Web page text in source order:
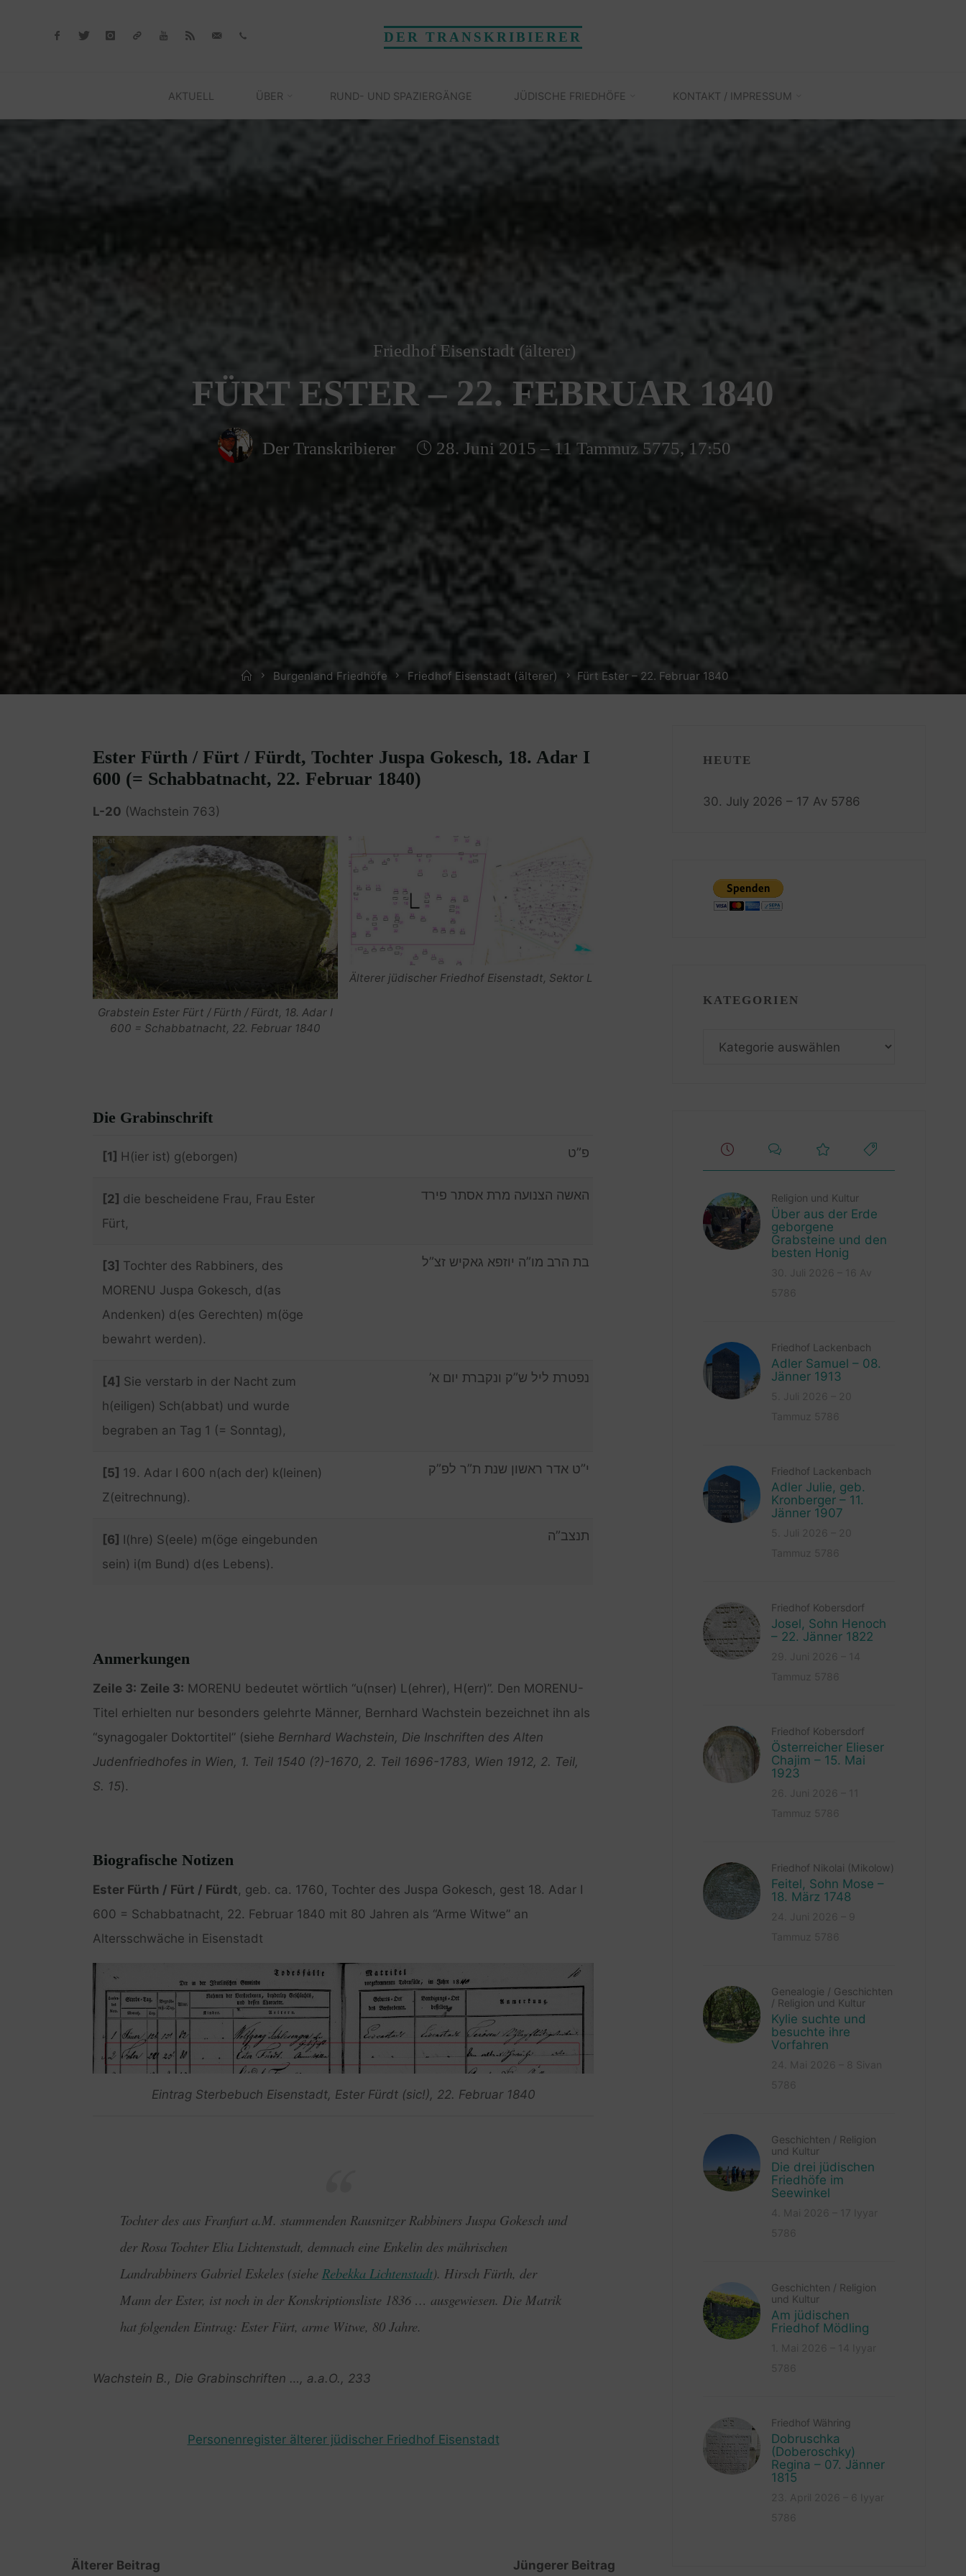
DER TRANSKRIBIERER
AKTUELL ÜBER RUND- UND SPAZIERGÄNGE JÜDISCHE FRIEDHÖFE KONTAKT / IMPRESSUM
Friedhof Eisenstadt (älterer)
FÜRT ESTER – 22. FEBRUAR 1840
Der Transkribierer 28. Juni 2015 – 11 Tammuz 5775, 17:50
HomeBurgenland Friedhöfe Friedhof Eisenstadt (älterer) Fürt Ester – 22. Februar 1840
Ester Fürth / Fürt / Fürdt, Tochter Juspa Gokesch, 18. Adar I
600 (= Schabbatnacht, 22. Februar 1840)
L-20 (Wachstein 763)
Grabstein Ester Fürt / Fürth / Fürdt, 18. Adar I
600 = Schabbatnacht, 22. Februar 1840
Älterer jüdischer Friedhof Eisenstadt, Sektor L
Die Grabinschrift
[1] H(ier ist) g(eborgen) פ”ט
[2] die bescheidene Frau, Frau Ester
Fürt,
האשה הצנועה מרת אסתר פירד
[3] Tochter des Rabbiners, des
MORENU Juspa Gokesch, d(as
Andenken) d(es Gerechten) m(öge
bewahrt werden).
בת הרב מו”ה יוזפא גאקיש זצ”ל
[4] Sie verstarb in der Nacht zum
h(eiligen) Sch(abbat) und wurde
begraben an Tag 1 (= Sonntag),
נפטרת ליל ש”ק ונקברת יום א’
[5] 19. Adar I 600 n(ach der) k(leinen)
Z(eitrechnung).
י”ט אדר ראשון שנת ת”ר לפ”ק
[6] I(hre) S(eele) m(öge eingebunden
sein) i(m Bund) d(es Lebens).
תנצב”ה
Anmerkungen
Zeile 3: Zeile 3: MORENU bedeutet wörtlich “u(nser) L(ehrer), H(err)”. Den MORENU-
Titel erhielten nur besonders gelehrte Männer, Bernhard Wachstein bezeichnet ihn als
“synagogaler Doktortitel” (siehe Bernhard Wachstein, Die Inschriften des Alten
Judenfriedhofes in Wien, 1. Teil 1540 (?)-1670, 2. Teil 1696-1783, Wien 1912, 2. Teil,
S. 15).
Biografische Notizen
Ester Fürth / Fürt / Fürdt, geb. ca. 1760, Tochter des Juspa Gokesch, gest 18. Adar I
600 = Schabbatnacht, 22. Februar 1840 mit 80 Jahren als “Arme Witwe” an
Altersschwäche in Eisenstadt
Eintrag Sterbebuch Eisenstadt, Ester Fürdt (sic!), 22. Februar 1840
Tochter des aus Franfurt a.M. stammenden Rausnitzer Rabbiners Juspa Gokesch und
der Rosa Tochter Elia Lichtenstadt, demnach eine Enkelin des mährischen
Landrabbiners Gabriel Eskeles (siehe Rebekka Lichtenstadt). Hirsch Fürth, der
Mann der Ester, ist noch in der Konskriptionsliste 1836 … ausgewiesen. Die Matrik
hat folgenden Eintrag: Ester Fürt, arme Witwe, 80 Jahre.
Wachstein B., Die Grabinschriften …, a.a.O., 233
Personenregister älterer jüdischer Friedhof Eisenstadt
Älterer Beitrag Jüngerer Beitrag
HEUTE
30. July 2026 – 17 Av 5786
KATEGORIEN
Religion und Kultur
Über aus der Erde
geborgene
Grabsteine und den
besten Honig
Friedhof Lackenbach
Adler Samuel – 08.
Jänner 1913
Friedhof Lackenbach
Adler Julie, geb.
Kronberger – 11.
Jänner 1907
Friedhof Kobersdorf
Josel, Sohn Henoch
– 22. Jänner 1822
Friedhof Kobersdorf
Österreicher Elieser
Chajim – 15. Mai
1923
Friedhof Nikolai (Mikolow)
Feitel, Sohn Mose –
18. März 1748
Genealogie / Geschichten
/ Religion und Kultur
Kylie suchte und
besuchte ihre
Vorfahren
Geschichten / Religion
und Kultur
Die drei jüdischen
Friedhöfe im
Seewinkel
Geschichten / Religion
und Kultur
Am jüdischen
Friedhof Mödling
Friedhof Währing
Dobruschka
(Doberoschky)
Regina – 07. Jänner
1815